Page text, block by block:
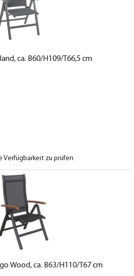
ca. B60/H109/T66,5 cm
Verfügbarkeit zu prüfen
Wood, ca. B63/H110/T67 cm